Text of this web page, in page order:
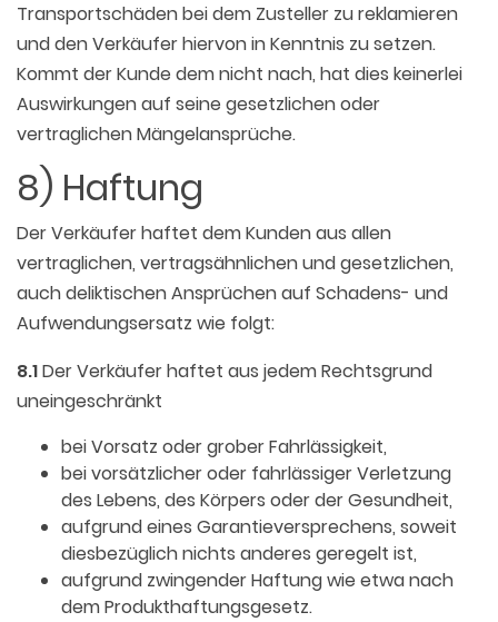
Transportschäden bei dem Zusteller zu reklamieren
und den Verkäufer hiervon in Kenntnis zu setzen.
Kommt der Kunde dem nicht nach, hat dies keinerlei
Auswirkungen auf seine gesetzlichen oder
vertraglichen Mängelansprüche.
8) Haftung
Der Verkäufer haftet dem Kunden aus allen
vertraglichen, vertragsähnlichen und gesetzlichen,
auch deliktischen Ansprüchen auf Schadens- und
Aufwendungsersatz wie folgt:
8.1Der Verkäufer haftet aus jedem Rechtsgrund
uneingeschränkt
bei Vorsatz oder grober Fahrlässigkeit,
bei vorsätzlicher oder fahrlässiger Verletzung
des Lebens, des Körpers oder der Gesundheit,
aufgrund eines Garantieversprechens, soweit
diesbezüglich nichts anderes geregelt ist,
aufgrund zwingender Haftung wie etwa nach
dem Produkthaftungsgesetz.